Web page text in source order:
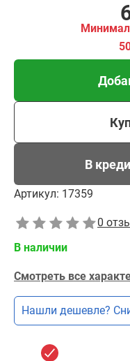
В
Артикул: 17359
0
В наличии
Смотреть все
Нашли дешевле?